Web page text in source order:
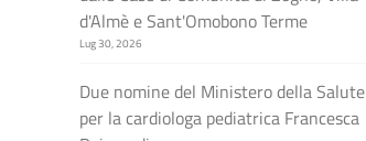
d'Almè e Sant'Omobono Terme
Lug 30, 2026
Due nomine del Ministero della Salute
per la cardiologa pediatrica Francesca